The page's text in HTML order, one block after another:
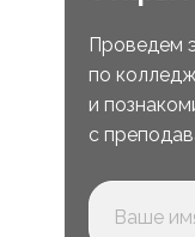
Проведем
по
и
с